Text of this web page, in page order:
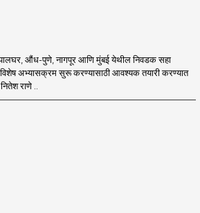
औंध-पुणे, नागपूर आणि मुंबई येथील निवडक सहा
अभ्यासक्रम सुरू करण्यासाठी आवश्यक तयारी करण्यात
राणे ..